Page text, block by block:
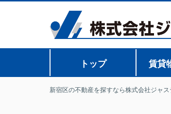
トップ 賃貸
新宿区の不動産を探すなら株式会社ジャス